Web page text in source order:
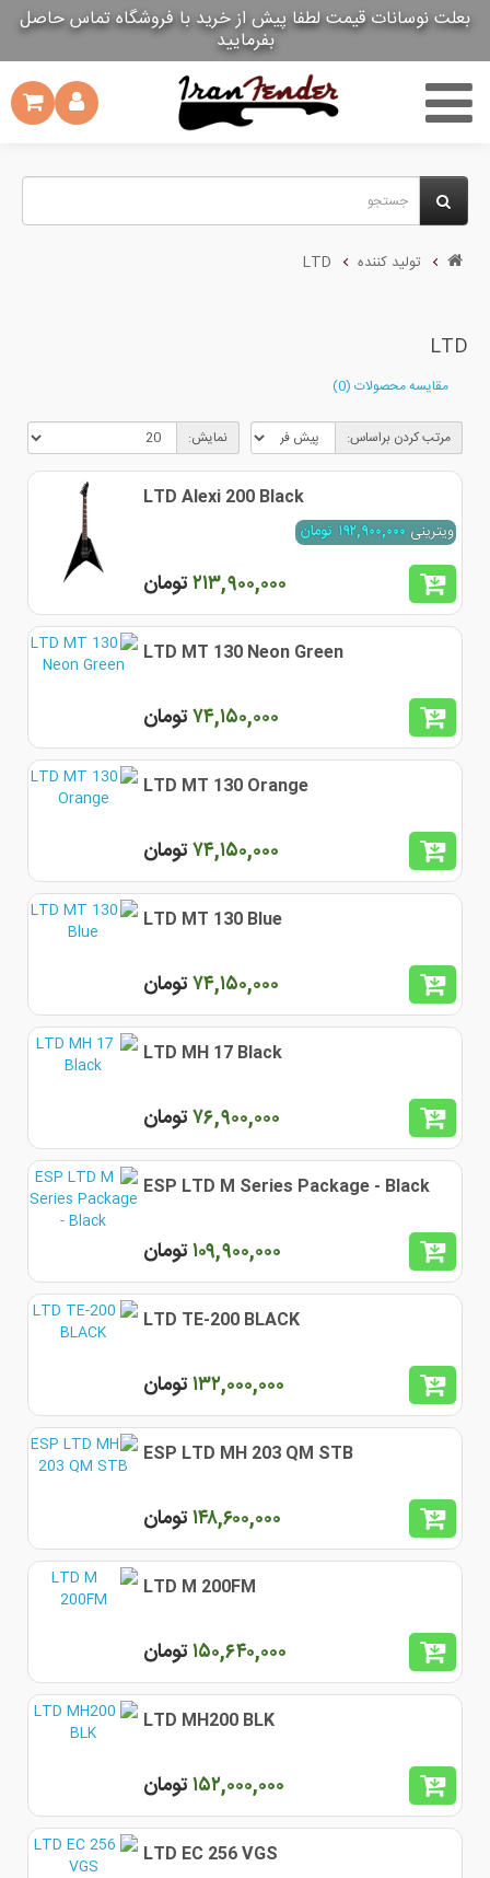
بعلت نوسانات قیمت لطفا پیش از خرید با فروشگاه تماس حاصل
بفرمایید
بعلت نوسانات قیمت لطفا پیش از خرید با فروشگاه تماس حاصل
بفرمایید
تولید کننده LTD
LTD
مقایسه محصولات (0)
مرتب کردن براساس: نمایش:
LTD Alexi 200 Black
ویترینی ١٩٢,٩٠٠,٠٠٠ تومان
٢١٣,٩٠٠,٠٠٠تومان
LTD MT 130 Neon Green
٧۴,١۵٠,٠٠٠ تومان
LTD MT 130 Orange
٧۴,١۵٠,٠٠٠ تومان
LTD MT 130 Blue
٧۴,١۵٠,٠٠٠ تومان
LTD MH 17 Black
٧۶,٩٠٠,٠٠٠ تومان
ESP LTD M Series Package - Black
١٠٩,٩٠٠,٠٠٠تومان
LTD TE-200 BLACK
١٣٢,٠٠٠,٠٠٠تومان
ESP LTD MH 203 QM STB
١۴٨,۶٠٠,٠٠٠ تومان
LTD M 200FM
١۵٠,۶۴٠,٠٠٠ تومان
LTD MH200 BLK
١۵٢,٠٠٠,٠٠٠ تومان
LTD EC 256 VGS